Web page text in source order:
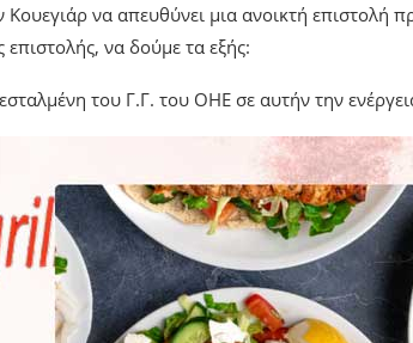
να απευθύνει μια ανοικτή επιστολή
να δούμε τα εξής:
του Γ.Γ. του ΟΗΕ σε αυτήν την